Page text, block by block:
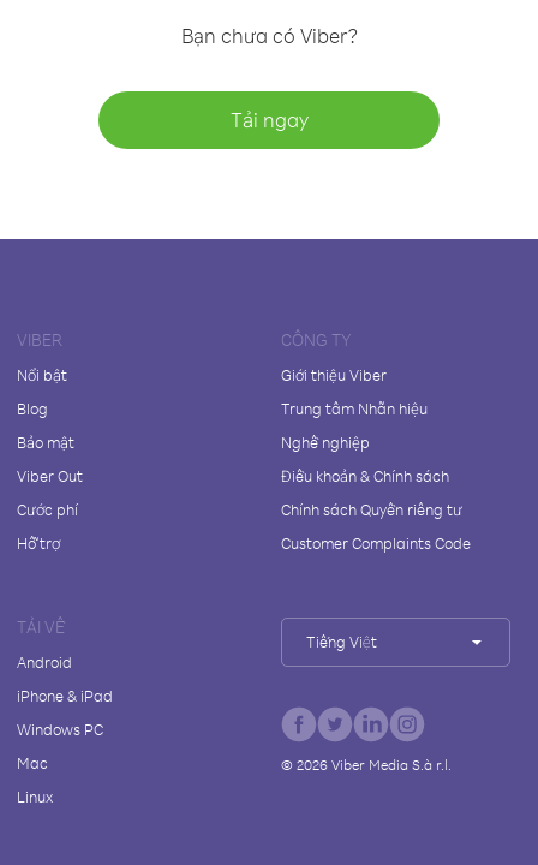
Bạn chưa có Viber?
Tải ngay
VIBER
Nổi bật
Blog
Bảo mật
Viber Out
Cước phí
Hỗ trợ
CÔNG TY
Giới thiệu Viber
Trung tâm Nhãn hiệu
Nghề nghiệp
Điều khoản & Chính sách
Chính sách Quyền riêng tư
Customer Complaints Code
TẢI VỀ
Android
iPhone & iPad
Windows PC
Mac
Linux
Tiếng Việt
© 2026Viber Media S.à r.l.